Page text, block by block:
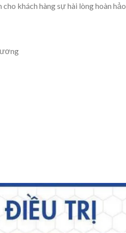
khách hàng sự hài lòng hoàn hảo.